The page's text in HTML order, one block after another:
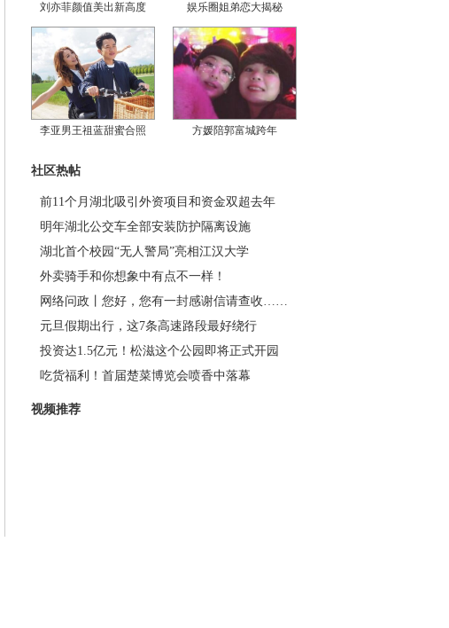
刘亦菲颜值美出新高度 娱乐圈姐弟恋大揭秘
李亚男王祖蓝甜蜜合照 方媛陪郭富城跨年
社区热帖
前11个月湖北吸引外资项目和资金双超去年
明年湖北公交车全部安装防护隔离设施
湖北首个校园“无人警局”亮相江汉大学
外卖骑手和你想象中有点不一样！
网络问政丨您好，您有一封感谢信请查收……
元旦假期出行，这7条高速路段最好绕行
投资达1.5亿元！松滋这个公园即将正式开园
吃货福利！首届楚菜博览会喷香中落幕
视频推荐